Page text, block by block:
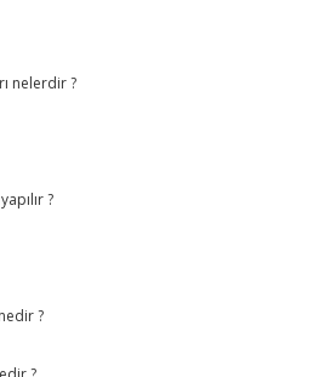
nelerdir ?
?
?